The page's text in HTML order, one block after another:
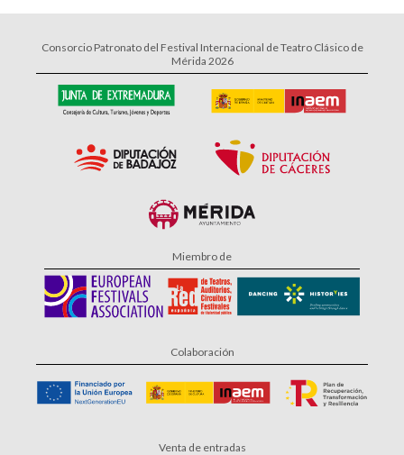
Consorcio Patronato del Festival Internacional de Teatro Clásico de
Mérida 2026
Miembro de
Colaboración
Venta de entradas